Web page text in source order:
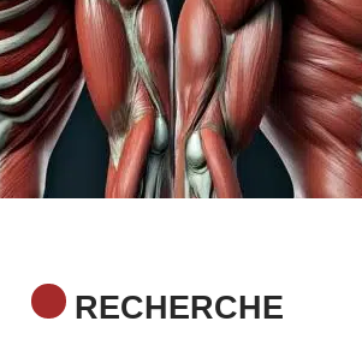
RECHERCHE